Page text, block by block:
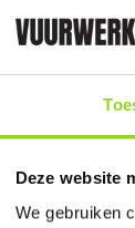
Deze website
We gebruiken
bij
of